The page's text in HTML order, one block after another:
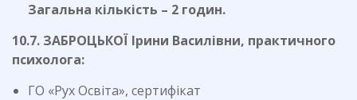
Загальна кількість – 2 годин.
10.7. ЗАБРОЦЬКОЇ Ірини Василівни, практичного
психолога:
ГО «Рух Освіта», сертифікат